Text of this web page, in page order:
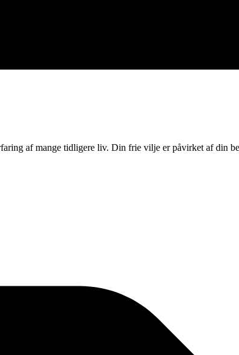
af mange tidligere liv. Din frie vilje er påvirket af din